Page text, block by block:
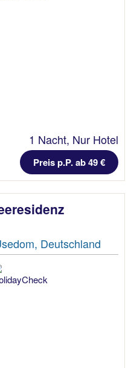
1 Nacht, Nur Hotel
Preis p.P. ab 49 €
Deutschland